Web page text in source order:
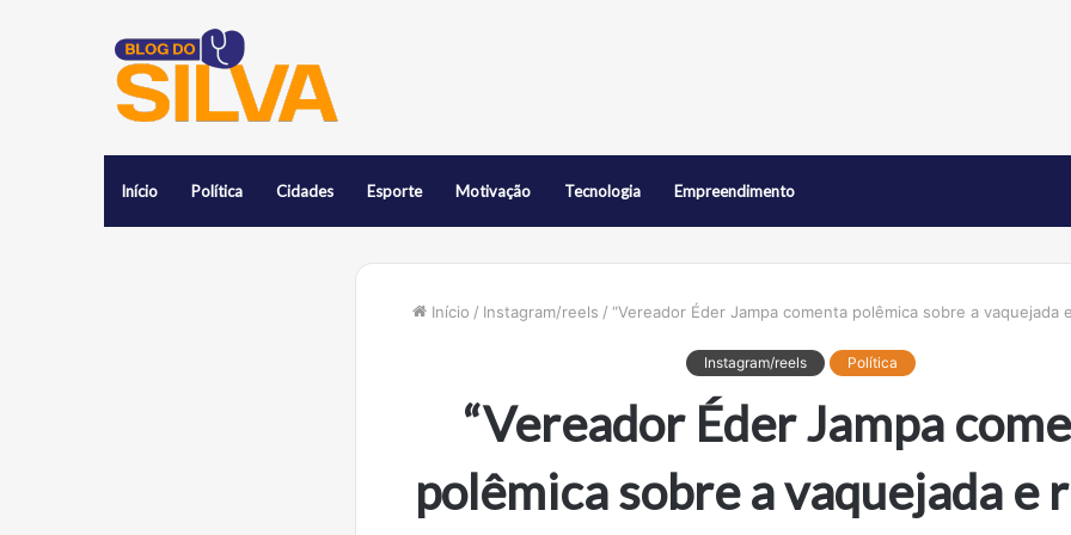
Início Política Cidades Esporte Motivação Tecnologia Empreendimento
Início / Instagram/reels / “Vereador Éder Jampa comenta polêmica sobre a vaquejada
Instagram/reels Política
“Vereador Éder Jampa
polêmica sobre a vaquejada e